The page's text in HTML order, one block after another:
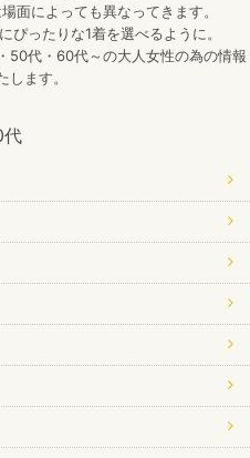
面によっても異なってきます。
ぴったりな1着を選べるように。
50代・60代～の大人女性の為の情報
します。
代